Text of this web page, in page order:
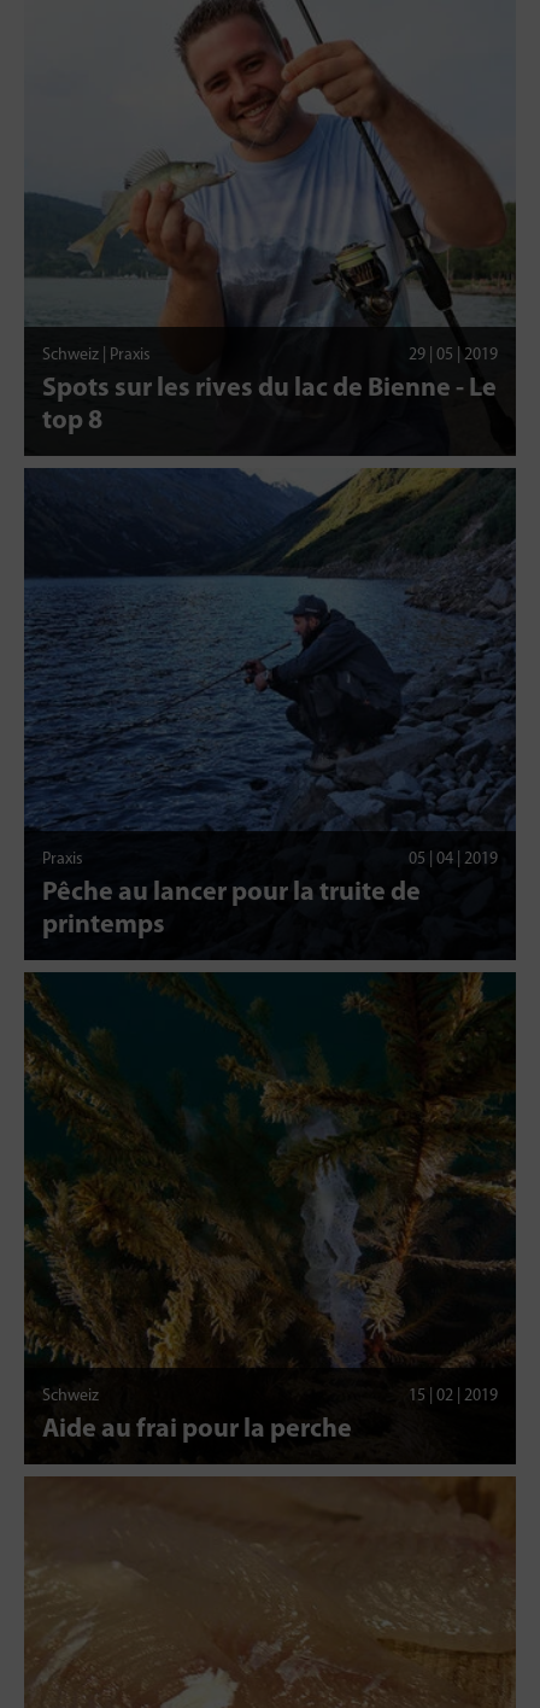
Schweiz | Praxis 29 | 05 | 2019
Spots sur les rives du lac de Bienne - Le
top 8
Praxis 05 | 04 | 2019
Pêche au lancer pour la truite de
printemps
Schweiz 15 | 02 | 2019
Aide au frai pour la perche